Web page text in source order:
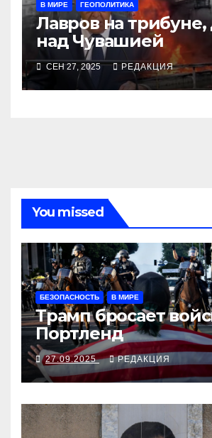
В МИРЕ ГЕОПОЛИТИКА
Лавров на
над Чувашией
СЕН 27, 2025 РЕДАКЦИЯ
You missed
БЕЗОПАСНОСТЬ В МИРЕ
Трамп бросает
Портленд
27.09.2025 РЕДАКЦИЯ